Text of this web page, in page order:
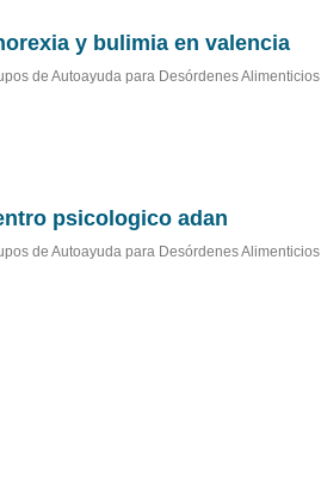
y bulimia en valencia
de Autoayuda para Desórdenes Alimenticios
psicologico adan
de Autoayuda para Desórdenes Alimenticios